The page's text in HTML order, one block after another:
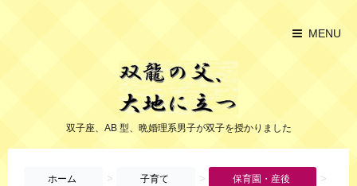
MENU
双子座、AB 型、晩婚理系男子が双子を授かりました
ホーム > 子育て > 保育園・産後 >